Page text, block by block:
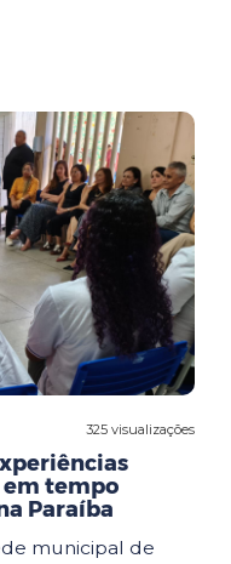
325 visualizações
em tempo
Paraíba
municipal de